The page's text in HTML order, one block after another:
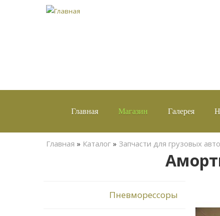
Главная Магазин Галерея
Вы здесь
Главная » Каталог » Запчасти для грузовых
Пневморессоры